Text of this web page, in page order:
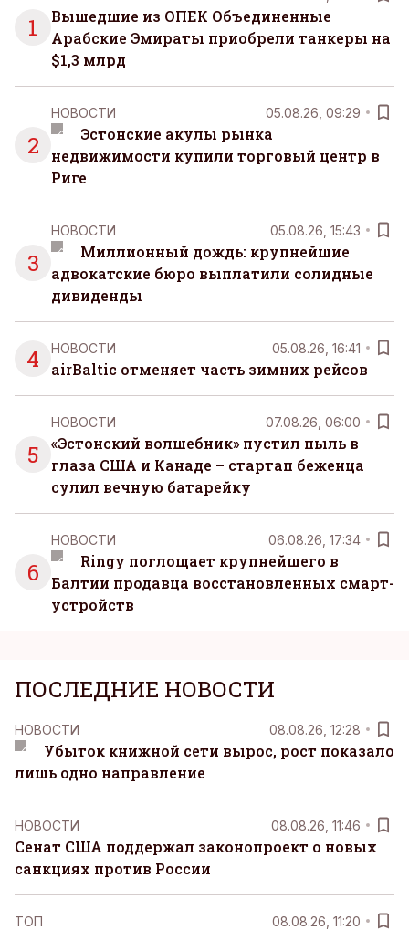
1
Вышедшие из ОПЕК Объединенные
Арабские Эмираты приобрели танкеры на
$1,3 млрд
2
НОВОСТИ 05.08.26, 09:29
Эстонские акулы рынка
недвижимости купили торговый центр в
Риге
3
НОВОСТИ 05.08.26, 15:43
Миллионный дождь: крупнейшие
адвокатские бюро выплатили солидные
дивиденды
4 НОВОСТИ 05.08.26, 16:41
airBaltic отменяет часть зимних рейсов
5
НОВОСТИ 07.08.26, 06:00
«Эстонский волшебник» пустил пыль в
глаза США и Канаде – стартап беженца
сулил вечную батарейку
6
НОВОСТИ 06.08.26, 17:34
Ringy поглощает крупнейшего в
Балтии продавца восстановленных смарт-
устройств
ПОСЛЕДНИЕ НОВОСТИ
НОВОСТИ 08.08.26, 12:28
Убыток книжной сети вырос, рост показало
лишь одно направление
НОВОСТИ 08.08.26, 11:46
Сенат США поддержал законопроект о новых
санкциях против России
ТОП 08.08.26, 11:20